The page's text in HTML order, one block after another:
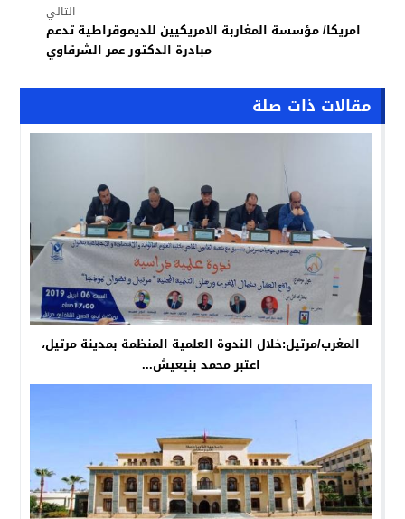
التالي
امريكا/ مؤسسة المغاربة الامريكيين للديموقراطية تدعم
مبادرة الدكتور عمر الشرقاوي
مقالات ذات صلة
المغرب/مرتيل:خلال الندوة العلمية المنظمة بمدينة مرتيل،
اعتبر محمد بنيعيش...